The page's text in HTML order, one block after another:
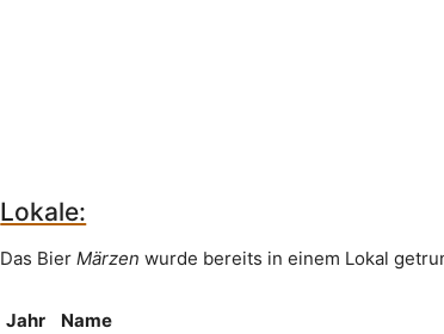
Lokale:
Das BierMärzen wurde bereits in einem Lokal
Jahr Name